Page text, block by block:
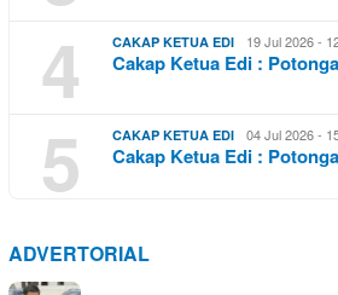
4 CAKAP KETUA EDI 19 Jul 2026 -
Cakap Ketua Edi :
5 CAKAP KETUA EDI 04 Jul 2026 -
Cakap Ketua Edi :
ADVERTORIAL